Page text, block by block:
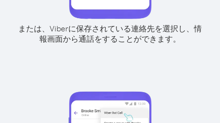
または、Viberに保存されている連絡先を選択し、情
報画面から通話をすることができます。